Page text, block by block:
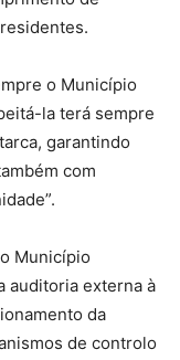
o Município
la terá sempre
garantindo
com
Município
auditoria externa à
da
de controlo